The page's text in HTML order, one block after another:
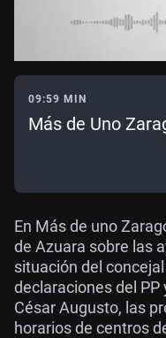
09:59 MIN
Más de Uno
En Más de uno
de Azuara sobre las
situación del
declaraciones del PP
César Augusto, las
horarios de centros